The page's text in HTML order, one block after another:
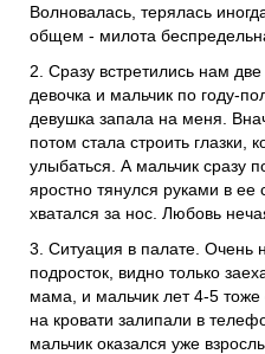
Волновалась, терялась
общем - милота
2. Сразу встретились нам
девочка и мальчик по году-
девушка запала на меня.
потом стала строить глазки,
улыбаться. А мальчик сразу
яростно тянулся руками в ее
хватался за нос. Любовь
3. Ситуация в палате. Очень
подросток, видно только
мама, и мальчик лет 4-5
на кровати залипали в
мальчик оказался уже